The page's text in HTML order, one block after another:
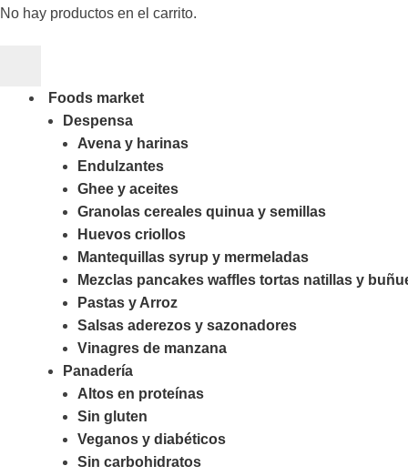
No hay productos en el carrito.
Foods market
Despensa
Avena y harinas
Endulzantes
Ghee y aceites
Granolas cereales quinua y semillas
Huevos criollos
Mantequillas syrup y mermeladas
Mezclas pancakes waffles tortas natillas y
Pastas y Arroz
Salsas aderezos y sazonadores
Vinagres de manzana
Panadería
Altos en proteínas
Sin gluten
Veganos y diabéticos
Sin carbohidratos